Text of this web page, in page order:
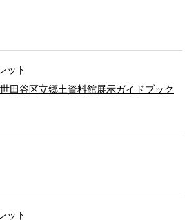
ット
田谷区立郷土資料館展示ガイドブック
ット